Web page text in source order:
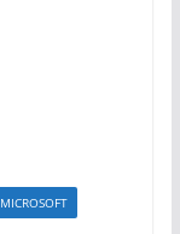
MICROSOFT